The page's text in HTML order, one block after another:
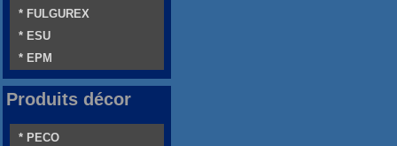
* FULGUREX
* ESU
* EPM
Produits décor
* PECO